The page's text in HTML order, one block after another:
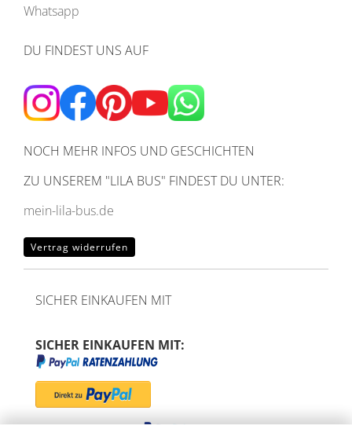
Whatsapp
DU FINDEST UNS AUF
NOCH MEHR INFOS UND GESCHICHTEN
ZU UNSEREM "LILA BUS" FINDEST DU UNTER:
mein-lila-bus.de
Vertrag widerrufen
SICHER EINKAUFEN MIT
SICHER EINKAUFEN MIT: